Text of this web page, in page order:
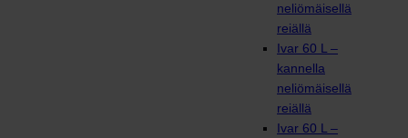
neliömäisellä
reiällä
Ivar 60 L –
kannella
neliömäisellä
reiällä
Ivar 60 L –